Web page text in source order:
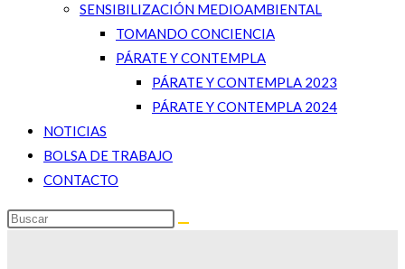
SENSIBILIZACIÓN MEDIOAMBIENTAL
TOMANDO CONCIENCIA
PÁRATE Y CONTEMPLA
PÁRATE Y CONTEMPLA 2023
PÁRATE Y CONTEMPLA 2024
NOTICIAS
BOLSA DE TRABAJO
CONTACTO